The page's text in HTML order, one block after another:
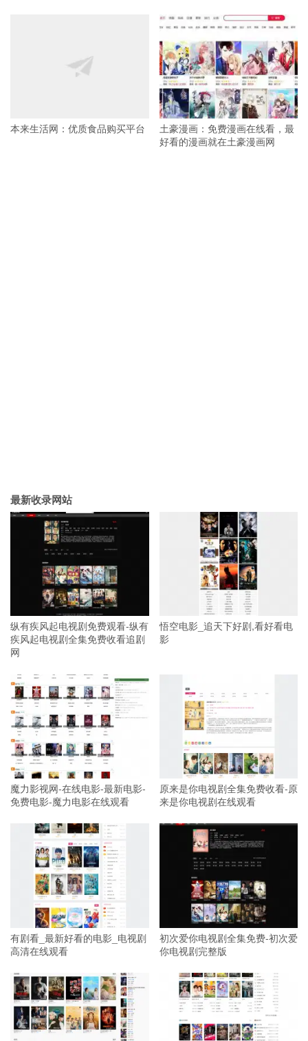
本来生活网：优质食品购买平台
土豪漫画：免费漫画在线看，最
好看的漫画就在土豪漫画网
最新收录网站
纵有疾风起电视剧免费观看-纵有
疾风起电视剧全集免费收看追剧
网
悟空电影_追天下好剧,看好看电
影
魔力影视网-在线电影-最新电影-
免费电影-魔力电影在线观看
原来是你电视剧全集免费收看-原
来是你电视剧在线观看
有剧看_最新好看的电影_电视剧
高清在线观看
初次爱你电视剧全集免费-初次爱
你电视剧完整版